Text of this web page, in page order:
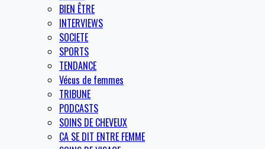
BIEN ÊTRE
INTERVIEWS
SOCIETE
SPORTS
TENDANCE
Vécus de femmes
TRIBUNE
PODCASTS
SOINS DE CHEVEUX
CA SE DIT ENTRE FEMME